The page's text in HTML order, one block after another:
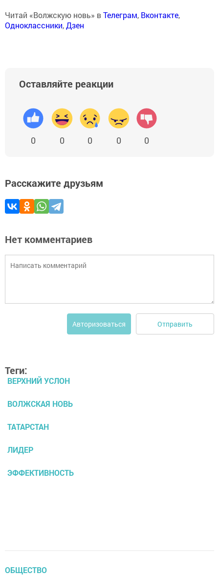
Читай «Волжскую новь» вТелеграм, Вконтакте,
Одноклассники,Дзен
Оставляйте реакции
0 0 0 0 0
Расскажите друзьям
Нет комментариев
Авторизоваться Отправить
Теги:
ВЕРХНИЙ УСЛОН
ВОЛЖСКАЯ НОВЬ
ТАТАРСТАН
ЛИДЕР
ЭФФЕКТИВНОСТЬ
ОБЩЕСТВО